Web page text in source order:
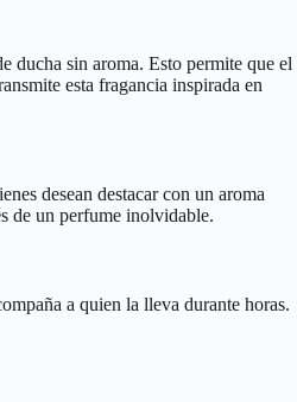
ducha sin aroma. Esto permite que el
esta fragancia inspirada en
desean destacar con un aroma
de un perfume inolvidable.
a quien la lleva durante horas.